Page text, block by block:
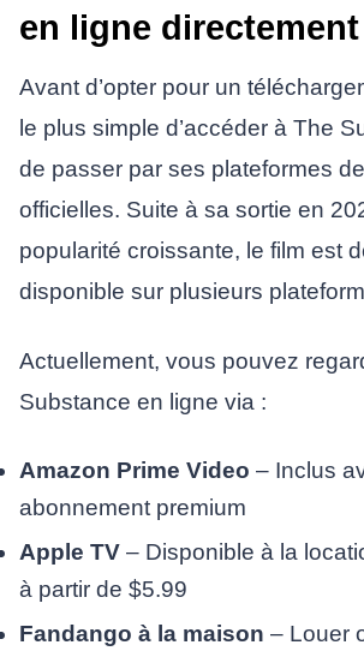
en ligne directement
Avant d’opter pour un
le plus simple d’accéder à The
de passer par ses plateformes
officielles. Suite à sa sortie en
popularité croissante, le film est
disponible sur plusieurs
Actuellement, vous pouvez
Substance en ligne via :
Amazon Prime Video – Inclus
abonnement premium
Apple TV– Disponible à la
à partir de $5.99
Fandango à la maison – Louer